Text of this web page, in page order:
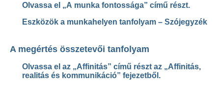
Olvassa el „A munka fontossága” című részt.
Eszközök a munkahelyen tanfolyam – Szójegyzék
A megértés összetevői tanfolyam
Olvassa el az „Affinitás” című részt az „Affinitás,
realitás és kommunikáció” fejezetből.